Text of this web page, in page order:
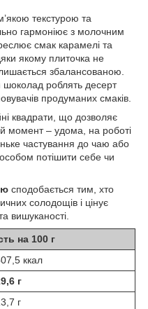
текстурою та
гармоніює з молочним
смак карамелі та
якому плиточка не
збалансованою.
шоколад роблять десерт
продуманих смаків.
квадрати, що дозволяє
момент – удома, на роботі
частування до чаю або
потішити себе чи
сподобається тим, хто
солодощів і цінує
вишуканості.
на 100 г
ккал
г
г